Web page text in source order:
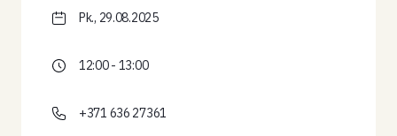
Pk., 29.08.2025
12:00 - 13:00
+371 636 27361